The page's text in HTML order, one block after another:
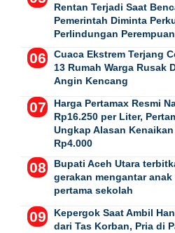
Rentan Terjadi Saat
Pemerintah Diminta
Perlindungan Perempuan
Cuaca Ekstrem Terjang
13 Rumah Warga Rusak
Angin Kencang
Harga Pertamax Resmi
Rp16.250 per Liter,
Ungkap Alasan
Rp4.000
Bupati Aceh Utara
gerakan mengantar anak
pertama sekolah
Kepergok Saat Ambil
dari Tas Korban, Pria di